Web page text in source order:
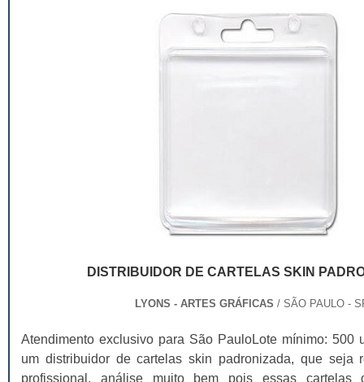
DISTRIBUIDOR DE CARTELAS SKIN
LYONS - ARTES GRÁFICAS / SÃO PAULO -
Atendimento exclusivo para São PauloLote mínimo: 500
um distribuidor de cartelas skin padronizada, que seja
profissional, análise muito bem pois essas cartelas